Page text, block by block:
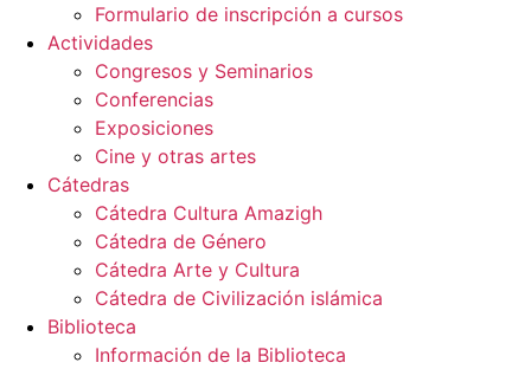
Formulario de inscripción a cursos
Actividades
Congresos y Seminarios
Conferencias
Exposiciones
Cine y otras artes
Cátedras
Cátedra Cultura Amazigh
Cátedra de Género
Cátedra Arte y Cultura
Cátedra de Civilización islámica
Biblioteca
Información de la Biblioteca